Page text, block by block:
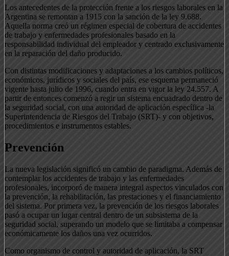
Los antecedentes de la protección frente a los riesgos laborales en la
Argentina se remontan a 1915 con la sanción de la ley 9.688.
Aquella norma creó un régimen especial de cobertura de accidentes
de trabajo y enfermedades profesionales basado en la
responsabilidad individual del empleador y centrado exclusivamente
en la reparación del daño producido.
Con distintas modificaciones y adaptaciones a los cambios políticos,
económicos, jurídicos y sociales del país, ese esquema permaneció
vigente hasta julio de 1996, cuando entra en vigor la ley 24.557. A
partir de entonces comenzó a regir un sistema encuadrado dentro de
la seguridad social, con una autoridad de aplicación específica -la
Superintendencia de Riesgos del Trabajo (SRT)- y con objetivos,
procedimientos e instrumentos estables.
Prevención
La nueva legislación significó un cambio de paradigma. Además de
contemplar los accidentes de trabajo y las enfermedades
profesionales, incorporó de manera integral aspectos vinculados con
la prevención, la rehabilitación, las prestaciones y el financiamiento
del sistema. Por primera vez, la prevención de los riesgos laborales
pasó a ocupar un lugar central dentro de un subsistema de la
seguridad social, superando un modelo que se limitaba a compensar
económicamente los daños una vez ocurridos.
Como organismo de control y autoridad de aplicación, la SRT